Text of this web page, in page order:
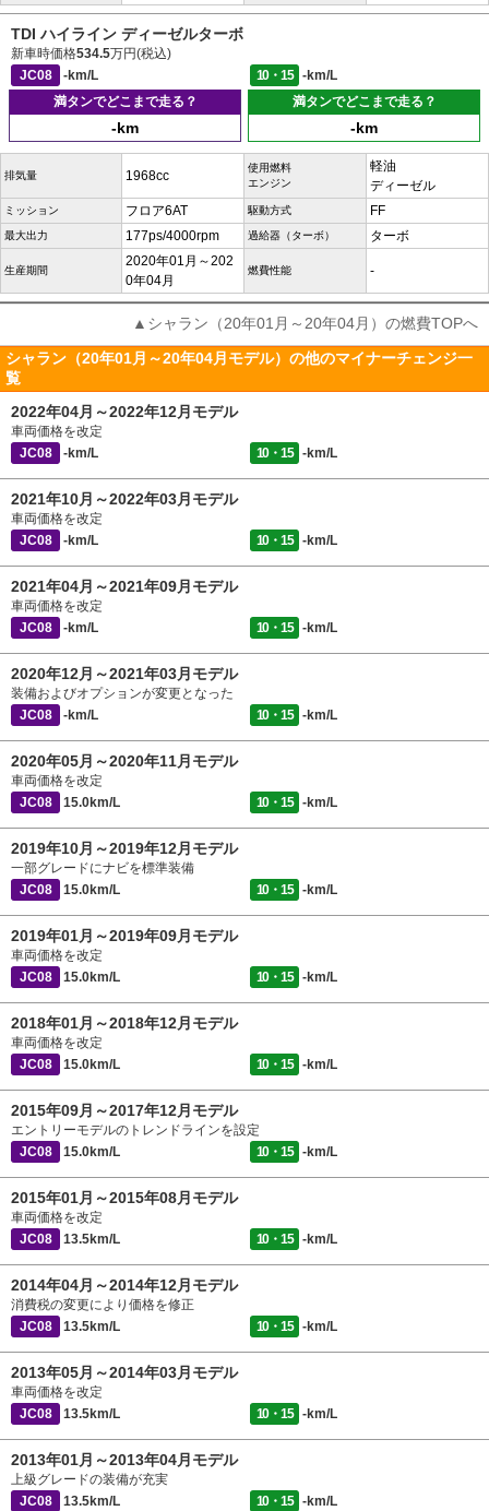
TDI ハイライン ディーゼルターボ
新車時価格534.5万円(税込)
JC08
-km/L 10・15
-km/L
満タンでどこまで走る？
-km
満タンでどこまで走る？
-km
排気量 1968cc
使用燃料
エンジン
軽油
ディーゼル
ミッション フロア6AT 駆動方式 FF
最大出力 177ps/4000rpm 過給器（ターボ） ターボ
生産期間
2020年01月～202
0年04月
燃費性能 -
▲シャラン（20年01月～20年04月）の燃費TOPへ
シャラン（20年01月～20年04月モデル）の他のマイナーチェンジ一
覧
2022年04月～2022年12月モデル
車両価格を改定
JC08
-km/L 10・15 -km/L
2021年10月～2022年03月モデル
車両価格を改定
JC08
-km/L 10・15 -km/L
2021年04月～2021年09月モデル
車両価格を改定
JC08
-km/L 10・15 -km/L
2020年12月～2021年03月モデル
装備およびオプションが変更となった
JC08
-km/L 10・15 -km/L
2020年05月～2020年11月モデル
車両価格を改定
JC08
15.0km/L 10・15 -km/L
2019年10月～2019年12月モデル
一部グレードにナビを標準装備
JC08
15.0km/L 10・15 -km/L
2019年01月～2019年09月モデル
車両価格を改定
JC08
15.0km/L 10・15 -km/L
2018年01月～2018年12月モデル
車両価格を改定
JC08
15.0km/L 10・15 -km/L
2015年09月～2017年12月モデル
エントリーモデルのトレンドラインを設定
JC08
15.0km/L 10・15 -km/L
2015年01月～2015年08月モデル
車両価格を改定
JC08
13.5km/L 10・15 -km/L
2014年04月～2014年12月モデル
消費税の変更により価格を修正
JC08
13.5km/L 10・15 -km/L
2013年05月～2014年03月モデル
車両価格を改定
JC08
13.5km/L 10・15 -km/L
2013年01月～2013年04月モデル
上級グレードの装備が充実
JC08
13.5km/L 10・15 -km/L